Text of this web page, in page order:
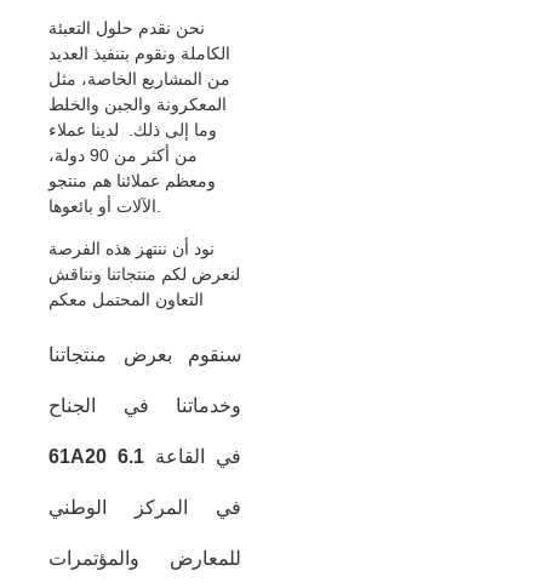
نحن نقدم حلول التعبئة
الكاملة ونقوم بتنفيذ العديد
من المشاريع الخاصة، مثل
المعكرونة والجبن والخلط
وما إلى ذلك. لدينا عملاء
من أكثر من 90 دولة،
ومعظم عملائنا هم منتجو
الآلات أو بائعوها.
نود أن ننتهز هذه الفرصة
لنعرض لكم منتجاتنا ونناقش
سنقوم بعرض منتجاتنا
وخدماتنا في الجناح
61A20 في القاعة 6.1
في المركز الوطني
للمعارض والمؤتمرات